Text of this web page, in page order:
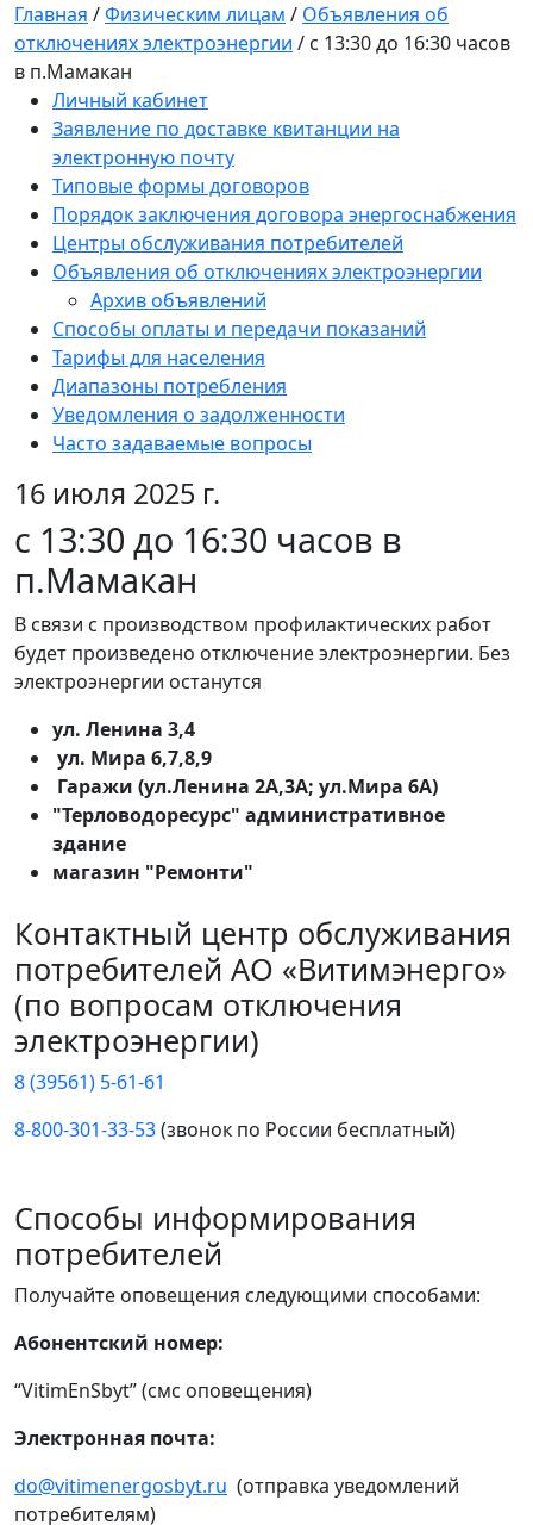
Главная /Физическим лицам / Объявления об
отключениях электроэнергии / с 13:30 до 16:30 часов
в п.Мамакан
Личный кабинет
Заявление по доставке квитанции на
электронную почту
Типовые формы договоров
Порядок заключения договора энергоснабжения
Центры обслуживания потребителей
Объявления об отключениях электроэнергии
Архив объявлений
Способы оплаты и передачи показаний
Тарифы для населения
Диапазоны потребления
Уведомления о задолженности
Часто задаваемые вопросы
16 июля 2025 г.
с 13:30 до 16:30 часов в
п.Мамакан
В связи с производством профилактических работ
будет произведено отключение электроэнергии. Без
электроэнергии останутся
ул. Ленина 3,4
ул. Мира 6,7,8,9
Гаражи (ул.Ленина 2А,3А; ул.Мира 6А)
"Терловодоресурс" административное
здание
магазин "Ремонти"
Контактный центр обслуживания
потребителей АО «Витимэнерго»
(по вопросам отключения
электроэнергии)
8 (39561) 5-61-61
8-800-301-33-53(звонок по России бесплатный)
Способы информирования
потребителей
Получайте оповещения следующими способами:
Абонентский номер:
“VitimEnSbyt” (смс оповещения)
Электронная почта:
do@vitimenergosbyt.ru (отправка уведомлений
потребителям)